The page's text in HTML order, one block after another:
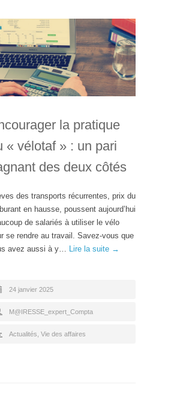
la pratique
« vélotaf » : un pari
des deux côtés
des transports récurrentes, prix du
en hausse, poussent aujourd’hui
de salariés à utiliser le vélo
se rendre au travail. Savez-vous que
avez aussi à y… Lire la suite →
24 janvier 2025
M@IRESSE_expert_Compta
Actualités Vie des affaires